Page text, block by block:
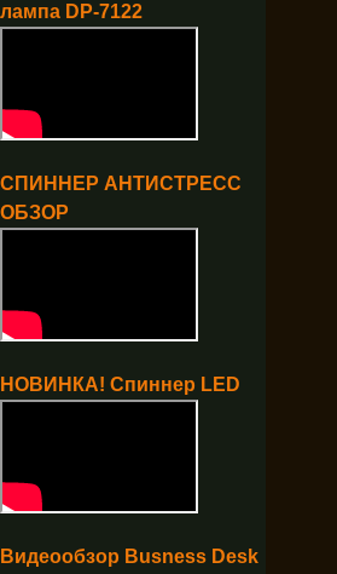
лампа DP-7122
СПИННЕР АНТИСТРЕСС
ОБЗОР
НОВИНКА! Спиннер LED
Видеообзор Busness Desk